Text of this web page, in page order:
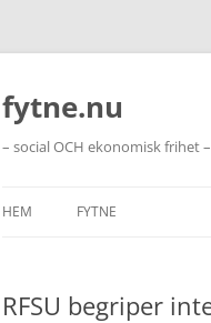
Hoppa
innehåll
fytne.nu
– social OCH ekonomisk frihet
HEM FYTNE
RFSU begriper